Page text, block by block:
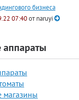
бизнеса
07:40отnaruyi
магазины